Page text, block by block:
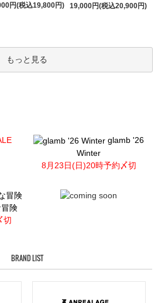
円(税込19,800円)
19,000円(税込20,900円)
もっと見る
glamb '26
Winter
8月23日(日)20時予約〆切
険
切
BRAND LIST